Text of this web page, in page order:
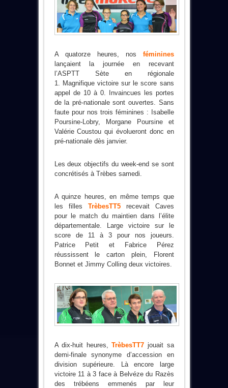
A quatorze heures, nos féminines
lançaient la journée en recevant
l’ASPTT Sète en régionale
1. Magnifique victoire sur le score sans
appel de 10 à 0. Invaincues les portes
de la pré-nationale sont ouvertes. Sans
faute pour nos trois féminines : Isabelle
Poursine-Lobry, Morgane Poursine et
Valérie Coustou qui évolueront donc en
pré-nationale dès janvier.
Les deux objectifs du week-end se sont
concrétisés à Trèbes samedi.
A quinze heures, en même temps que
les filles TrèbesTT5recevait Caves
pour le match du maintien dans l’élite
départementale. Large victoire sur le
score de 11 à 3 pour nos joueurs.
Patrice Petit et Fabrice Pérez
réussissent le carton plein, Florent
Bonnet et Jimmy Colling deux victoires.
A dix-huit heures,TrèbesTT7 jouait sa
demi-finale synonyme d’accession en
division supérieure. Là encore large
victoire 11 à 3 face à Belvéze du Razès
des trébéens emmenés par leur